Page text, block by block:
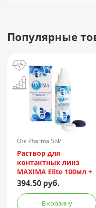
Популярные
Ote Pharma Sol/
Нидерланды
Раствор для
контактных линз
MAXIMA Elite 100мл +
контейнер
394.50 руб.
В корзину